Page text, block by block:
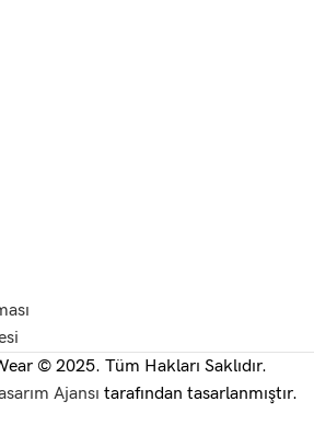
© 2025. Tüm Hakları Saklıdır.
Ajansı tarafından tasarlanmıştır.